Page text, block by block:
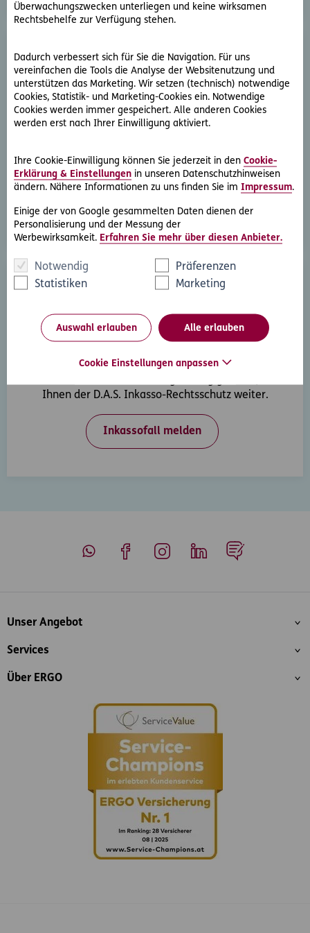
Überwachungszwecken unterliegen und keine wirksamen
Rechtsbehelfe zur Verfügung stehen.
Dadurch verbessert sich für Sie die Navigation. Für uns
vereinfachen die Tools die Analyse der Websitenutzung und
unterstützen das Marketing. Wir setzen (technisch) notwendige
Cookies, Statistik- und Marketing-Cookies ein. Notwendige
Cookies werden immer gespeichert. Alle anderen Cookies
werden erst nach Ihrer Einwilligung aktiviert.
Ihre Cookie-Einwilligung können Sie jederzeit in den Cookie-
Erklärung & Einstellungen in unseren Datenschutzhinweisen
ändern. Nähere Informationen zu uns finden Sie im Impressum.
Einige der von Google gesammelten Daten dienen der
Personalisierung und der Messung der
Werbewirksamkeit. Erfahren Sie mehr über diesen Anbieter.
Notwendig
Präferenzen
Statistiken
Marketing
Auswahl erlauben Alle erlauben
Cookie Einstellungen anpassen
D.A.S. Direkthilfe®
oder streben eine außergerichtliche Lösung an
Inkasso-Rechtsschutz
Ihnen der D.A.S. Inkasso-Rechtsschutz weiter.
Inkassofall melden
Inhaltsübersicht
Unser Angebot
Services
Über ERGO